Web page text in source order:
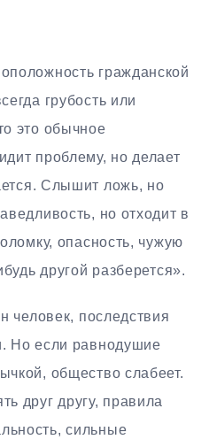
гражданской
грубость или
это обычное
проблему, но делает
Слышит ложь, но
но отходит в
опасность, чужую
другой разберется».
человек, последствия
Но если равнодушие
общество слабеет.
друг другу, правила
сильные